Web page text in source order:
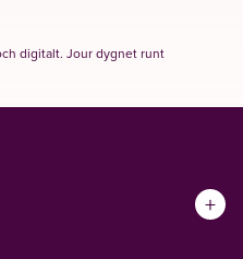
digitalt. Jour dygnet runt
+